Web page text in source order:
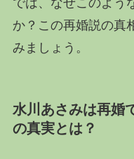
か？この再婚説の真
みましょう。
水川あさみは再婚
の真実とは？